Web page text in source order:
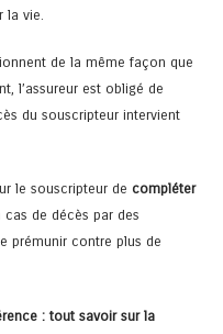
la vie.
de la même façon que
l’assureur est obligé de
du souscripteur intervient
le souscripteur de compléter
cas de décès par des
prémunir contre plus de
: tout savoir sur la